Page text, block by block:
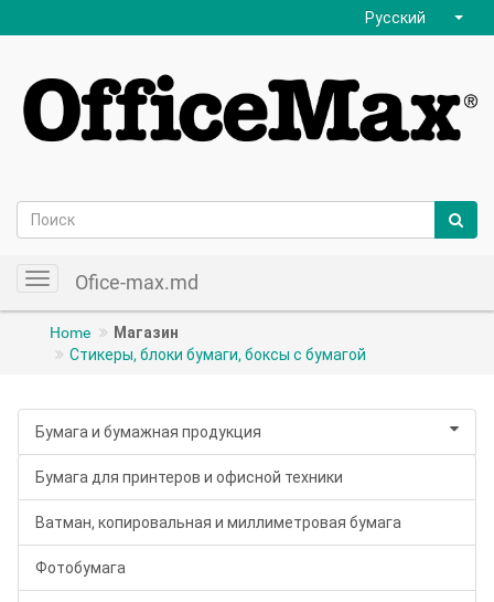
Русский
ToggleOfice-max.md
Home
Магазин
Стикеры, блоки бумаги, боксы с бумагой
Бумага и бумажная продукция
Бумага для принтеров и офисной техники
Ватман, копировальная и миллиметровая бумага
Фотобумага